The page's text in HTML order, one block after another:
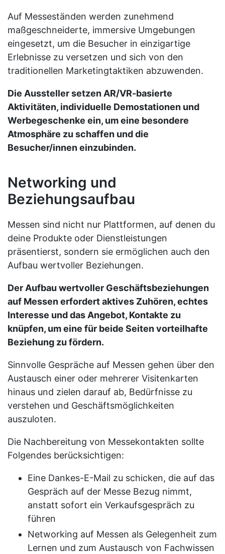
Auf Messeständen werden zunehmend
maßgeschneiderte, immersive Umgebungen
eingesetzt, um die Besucher in einzigartige
Erlebnisse zu versetzen und sich von den
traditionellen Marketingtaktiken abzuwenden.
Die Aussteller setzen AR/VR-basierte
Aktivitäten, individuelle Demostationen und
Werbegeschenke ein, um eine besondere
Atmosphäre zu schaffen und die
Besucher/innen einzubinden.
Networking und
Beziehungsaufbau
Messen sind nicht nur Plattformen, auf denen du
deine Produkte oder Dienstleistungen
präsentierst, sondern sie ermöglichen auch den
Aufbau wertvoller Beziehungen.
Der Aufbau wertvoller Geschäftsbeziehungen
auf Messen erfordert aktives Zuhören, echtes
Interesse und das Angebot, Kontakte zu
knüpfen, um eine für beide Seiten vorteilhafte
Beziehung zu fördern.
Sinnvolle Gespräche auf Messen gehen über den
Austausch einer oder mehrerer Visitenkarten
hinaus und zielen darauf ab, Bedürfnisse zu
verstehen und Geschäftsmöglichkeiten
auszuloten.
Die Nachbereitung von Messekontakten sollte
Folgendes berücksichtigen:
Eine Dankes-E-Mail zu schicken, die auf das
Gespräch auf der Messe Bezug nimmt,
anstatt sofort ein Verkaufsgespräch zu
führen
Networking auf Messen als Gelegenheit zum
Lernen und zum Austausch von Fachwissen